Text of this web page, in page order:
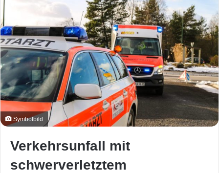
Symbolbild
Verkehrsunfall mit
schwerverletztem